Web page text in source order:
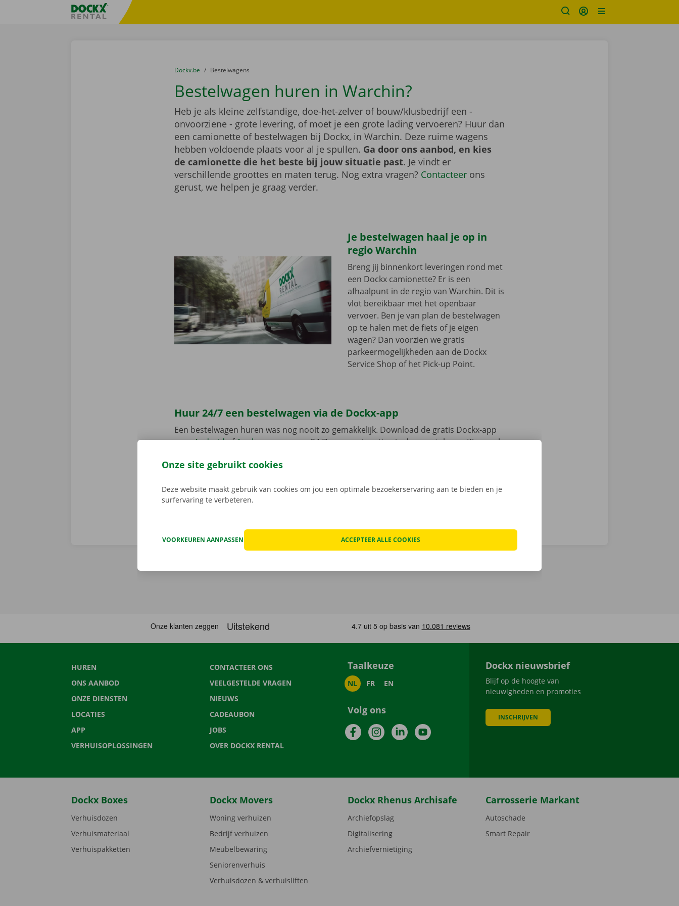
Taalselectie overslaanFratello DEMO
U bevindt zich hier:
van
Dockx.be naar
Bestelwagens
Bestelwagen huren in Warchin?
Heb je als kleine zelfstandige, doe-het-zelver of bouw/klusbedrijf een -
onvoorziene - grote levering, of moet je een grote lading vervoeren? Huur dan
een camionette of bestelwagen bij Dockx, in Warchin. Deze ruime wagens
hebben voldoende plaats voor al je spullen. Ga door ons aanbod, en kies
de camionette die het beste bij jouw situatie past. Je vindt er
verschillende groottes en maten terug. Nog extra vragen? Contacteerons
gerust, we helpen je graag verder.
Je bestelwagen haal je op in
regio Warchin
Breng jij binnenkort leveringen rond met
een Dockx camionette? Er is een
afhaalpunt in de regio van Warchin. Dit is
vlot bereikbaar met het openbaar
vervoer. Ben je van plan de bestelwagen
op te halen met de fiets of je eigen
wagen? Dan voorzien we gratis
parkeermogelijkheden aan de Dockx
Service Shop of het Pick-up Point.
Huur 24/7 een bestelwagen via de Dockx-app
Een bestelwagen huren was nog nooit zo gemakkelijk. Download de gratis Dockx-app
voorAndroidofAppleen reserveer 24/7 een camionette via de smartphone. Kies snel
huurwagen op in een Pick-up Point of Dockx Service Shop naar keuze.
HUREN
ONS AANBOD
ONZE DIENSTEN
LOCATIES
APP
VERHUISOPLOSSINGEN
CONTACTEER ONS
VEELGESTELDE VRAGEN
NIEUWS
CADEAUBON
JOBS
OVER DOCKX RENTAL
Taalkeuze
NL FR EN
Volg ons
FacebookInstagramLinkedInYouTube
Dockx nieuwsbrief
Blijf op de hoogte van
nieuwigheden en promoties
INSCHRIJVEN
Dockx Boxes
Verhuisdozen
Verhuismateriaal
Verhuispakketten
Dockx Movers
Woning verhuizen
Bedrijf verhuizen
Meubelbewaring
Seniorenverhuis
Verhuisdozen & verhuisliften
Dockx Rhenus Archisafe
Archiefopslag
Digitalisering
Archiefvernietiging
Carrosserie Markant
Autoschade
Smart Repair
Onze site gebruikt cookies
Deze website maakt gebruik van cookies om jou een optimale bezoekerservaring aan te bieden en je
surfervaring te verbeteren.
VOORKEUREN AANPASSEN ACCEPTEER ALLE COOKIES